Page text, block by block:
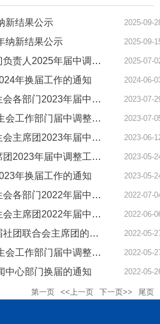
新结果公示 2025-09-
纳新结果公示 2025-09-
关于水产学院学生会部门负责人2025年届中调整工作的通知 2025-07-
年换届工作的通知 2024-06-
关于开展水产学院研究生会各部门2023年届中调整工作通知 2023-07-
关于水产学院2023年学生会工作部门届中调整的通知 2023-07-
关于开展水产学院研究生会主席团2023年届中调整工作的通知 2023-06-
关于水产学院学生会主席团2023年届中调整工作的通知 2023-05-
年换届工作的通知 2023-05-
关于开展水产学院研究生会各部门2022年届中调整工作的通知 2022-07-
关于开展水产学院研究生会主席团2022年届中调整工作的通知 2022-06-
关于选举水产学院第七届社团联合会主席团的通知 2022-05-
关于水产学院2022年学生会工作部门届中调整的通知 2022-05-
中心部门换届的通知 2022-05-
第一页 <<上一页 下一页>> 尾页